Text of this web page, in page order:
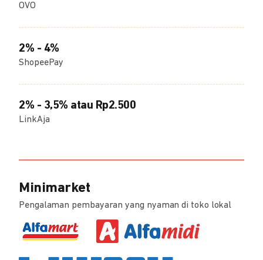
OVO
2% - 4%
ShopeePay
2% - 3,5% atau Rp2.500
LinkAja
Minimarket
Pengalaman pembayaran yang nyaman di toko lokal